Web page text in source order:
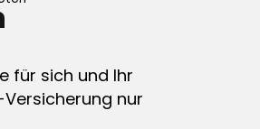
für sich und Ihr
nur